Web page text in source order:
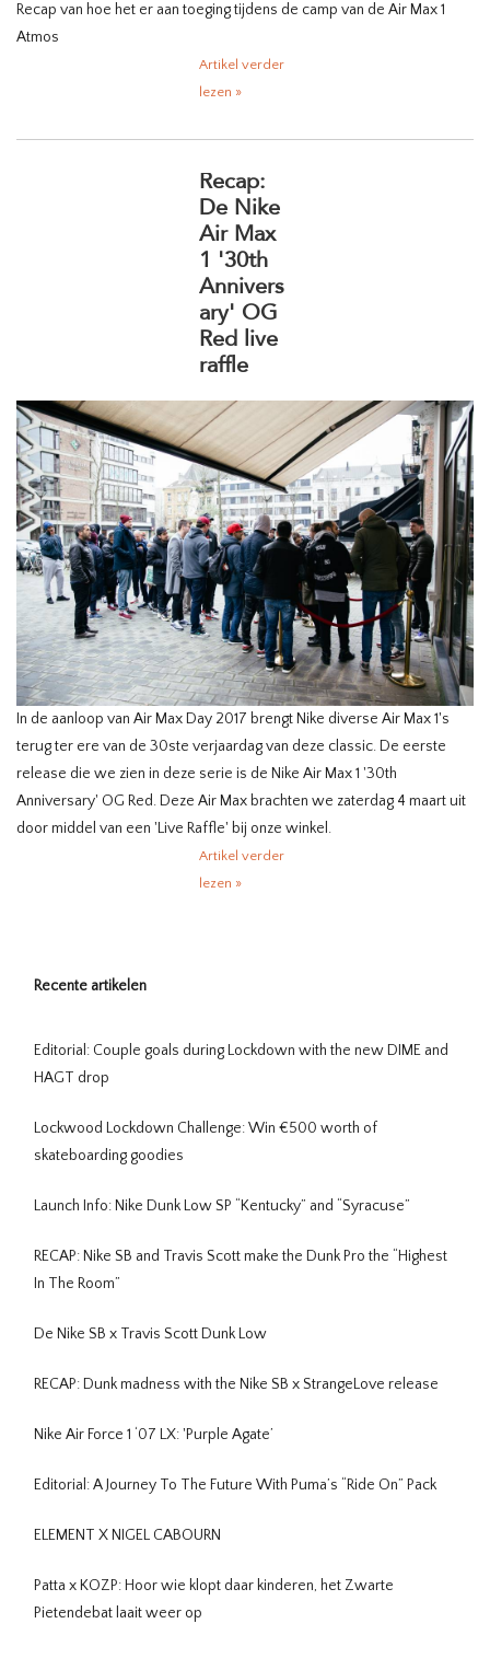
Recap van hoe het er aan toeging tijdens de camp van de Air Max 1
Atmos
Artikel verder
lezen »
Recap:
De Nike
Air Max
1 '30th
Annivers
ary' OG
Red live
raffle
In de aanloop van Air Max Day 2017 brengt Nike diverse Air Max 1's
terug ter ere van de 30ste verjaardag van deze classic. De eerste
release die we zien in deze serie is de Nike Air Max 1 '30th
Anniversary' OG Red. Deze Air Max brachten we zaterdag 4 maart uit
door middel van een 'Live Raffle' bij onze winkel.
Artikel verder
lezen »
Recente artikelen
Editorial: Couple goals during Lockdown with the new DIME and
HAGT drop
Lockwood Lockdown Challenge: Win €500 worth of
skateboarding goodies
Launch Info: Nike Dunk Low SP “Kentucky” and “Syracuse”
RECAP: Nike SB and Travis Scott make the Dunk Pro the “Highest
In The Room”
De Nike SB x Travis Scott Dunk Low
RECAP: Dunk madness with the Nike SB x StrangeLove release
Nike Air Force 1 ‘07 LX: 'Purple Agate’
Editorial: A Journey To The Future With Puma’s “Ride On” Pack
ELEMENT X NIGEL CABOURN
Patta x KOZP: Hoor wie klopt daar kinderen, het Zwarte
Pietendebat laait weer op